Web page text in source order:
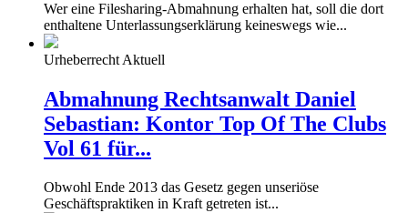
Wer eine Filesharing-Abmahnung erhalten hat, soll die dort
enthaltene Unterlassungserklärung keineswegs wie...
Urheberrecht Aktuell
Abmahnung Rechtsanwalt Daniel
Sebastian: Kontor Top Of The Clubs
Vol 61 für...
Obwohl Ende 2013 das Gesetz gegen unseriöse
Geschäftspraktiken in Kraft getreten ist...